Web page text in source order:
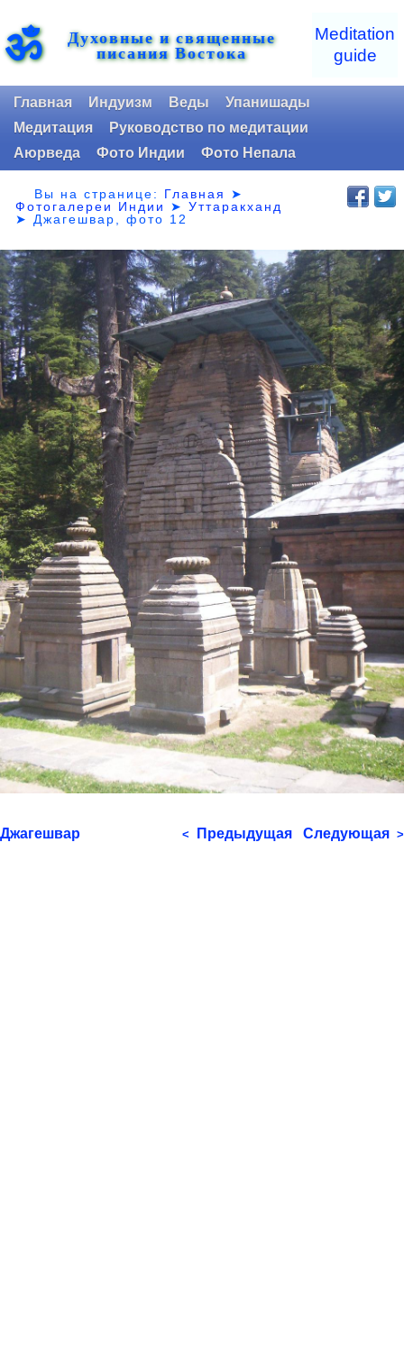
ॐ Духовные и священные
писания Востока
Meditation
guide
Главная Индуизм Веды
Упанишады
Медитация
Руководство по медитации
Аюрведа
Фото Индии Фото Непала
Вы на странице: Главная
➤
Фотогалереи Индии
➤Уттаракханд
➤ Джагешвар, фото 12
Джагешвар < Предыдущая Следующая >